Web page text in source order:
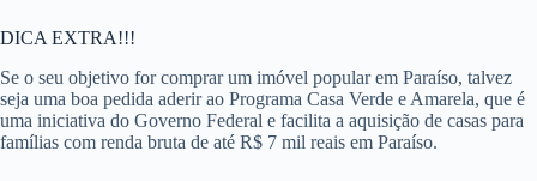
DICA EXTRA!!!
Se o seu objetivo for comprar um imóvel popular em Paraíso, talvez
seja uma boa pedida aderir ao Programa Casa Verde e Amarela, que é
uma iniciativa do Governo Federal e facilita a aquisição de casas para
famílias com renda bruta de até R$ 7 mil reais em Paraíso.